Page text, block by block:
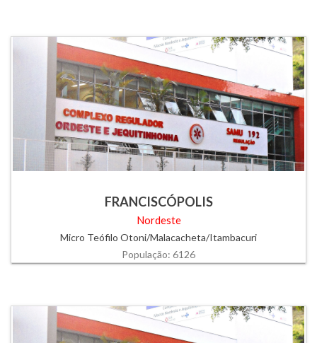
FRANCISCÓPOLIS
Nordeste
Micro Teófilo Otoni/Malacacheta/Itambacuri
População: 6126